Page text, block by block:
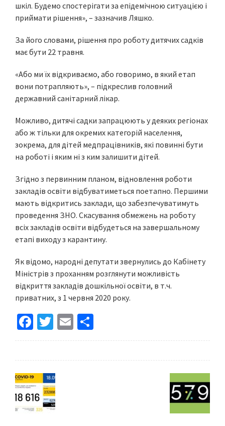
шкіл. Будемо спостерігати за епідемічною ситуацією і
приймати рішення», – зазначив Ляшко.
За його словами, рішення про роботу дитячих садків
має бути 22 травня.
«Або ми їх відкриваємо, або говоримо, в який етап
вони потрапляють», – підкреслив головний
державний санітарний лікар.
Можливо, дитячі садки запрацюють у деяких регіонах
або ж тільки для окремих категорій населення,
зокрема, для дітей медпрацівників, які повинні бути
на роботі і яким ні з ким залишити дітей.
Згідно з первинним планом, відновлення роботи
закладів освіти відбуватиметься поетапно. Першими
мають відкритись заклади, що забезпечуватимуть
проведення ЗНО. Скасування обмежень на роботу
всіх закладів освіти відбудеться на завершальному
етапі виходу з карантину.
Як відомо, народні депутати звернулись до Кабінету
Міністрів з проханням розглянути можливість
відкриття закладів дошкільної освіти, в т.ч.
приватних, з 1 червня 2020 року.
Fa
ce
o
o
k
T
wi
er
E
m h